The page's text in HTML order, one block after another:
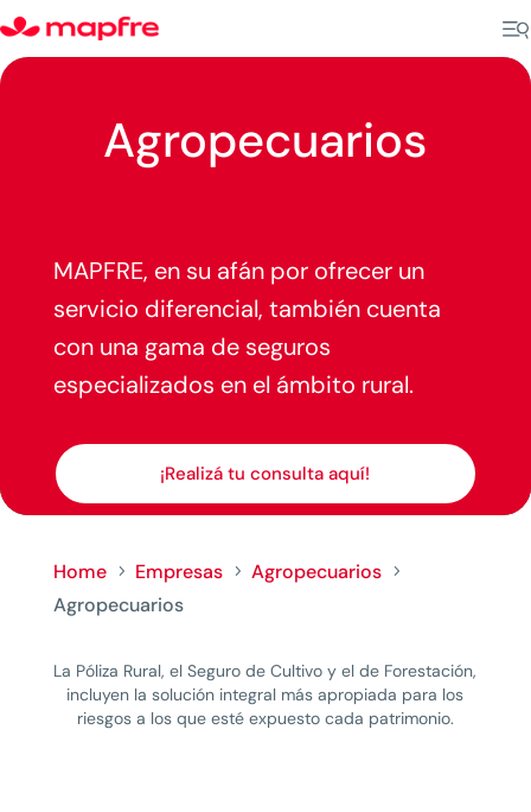
Agropecuarios
MAPFRE, en su afán por ofrecer un
servicio diferencial, también cuenta
con una gama de seguros
especializados en el ámbito rural.
¡Realizá tu consulta aquí!
Home 5 Empresas 5 Agropecuarios 5
Agropecuarios
La Póliza Rural, el Seguro de Cultivo y el de Forestación,
incluyen la solución integral más apropiada para los
riesgos a los que esté expuesto cada patrimonio.